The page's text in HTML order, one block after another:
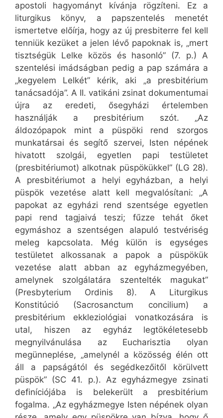
apostoli hagyományt kívánja rögzíteni. Ez a
liturgikus könyv, a papszentelés menetét
ismertetve előírja, hogy az új presbiterre fel kell
tenniük kezüket a jelen lévő papoknak is, „mert
tisztségük Lelke közös és hasonló” (7. p.) A
szentelési imádságban pedig a pap számára a
„kegyelem Lelkét” kérik, aki „a presbitérium
tanácsadója”. A II. vatikáni zsinat dokumentumai
újra az eredeti, ősegyházi értelemben
használják a presbitérium szót. „Az
áldozópapok mint a püspöki rend szorgos
munkatársai és segítő szervei, Isten népének
hivatott szolgái, egyetlen papi testületet
(presbitériumot) alkotnak püspökükkel” (LG 28).
A presbitériumot a helyi egyházban, a helyi
püspök vezetése alatt kell megvalósítani: „A
papokat az egyházi rend szentsége egyetlen
papi rend tagjaivá teszi; fűzze tehát őket
egymáshoz a szentségen alapuló testvériség
meleg kapcsolata. Még külön is egységes
testületet alkossanak a papok a püspökük
vezetése alatt abban az egyházmegyében,
amelynek szolgálatára szentelték magukat”
(Presbyterium Ordinis 8). A Liturgikus
Konstitúció (Sacrosanctum concilium) a
presbitérium ekkleziológiai vonatkozására is
utal, hiszen az egyház legtökéletesebb
megnyilvánulása az Eucharisztia olyan
megünneplése, „amelynél a közösség élén ott
áll a papságától és segédkezőitől körülvett
püspök” (SC 41. p.). Az egyházmegye zsinati
definíciójába is belekerült a presbitérium
fogalma. „Az egyházmegye Isten népének olyan